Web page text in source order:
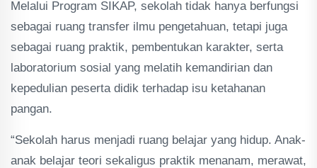
Melalui Program SIKAP, sekolah tidak hanya berfungsi
sebagai ruang transfer ilmu pengetahuan, tetapi juga
sebagai ruang praktik, pembentukan karakter, serta
laboratorium sosial yang melatih kemandirian dan
kepedulian peserta didik terhadap isu ketahanan
pangan.
“Sekolah harus menjadi ruang belajar yang hidup. Anak-
anak belajar teori sekaligus praktik menanam, merawat,